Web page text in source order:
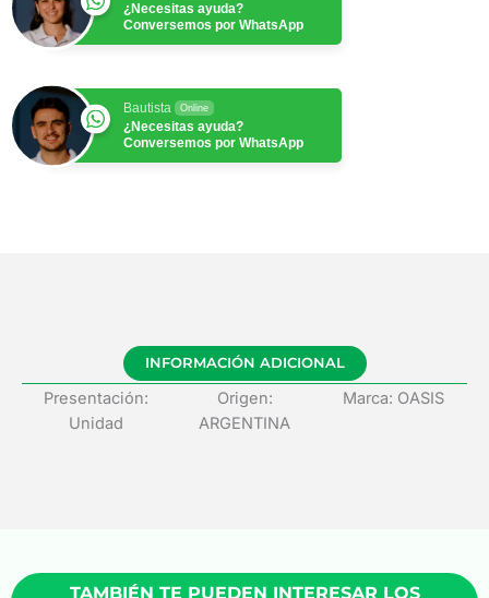
¿Necesitas ayuda?
Conversemos por WhatsApp
Bautista Online
¿Necesitas ayuda?
Conversemos por WhatsApp
INFORMACIÓN ADICIONAL
Presentación:
Unidad
Origen:
ARGENTINA
Marca: OASIS
TAMBIÉN TE PUEDEN INTERESAR LOS